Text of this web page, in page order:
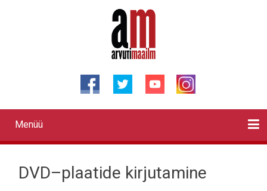
Primary
links
Menüü
DVD–plaatide kirjutamine